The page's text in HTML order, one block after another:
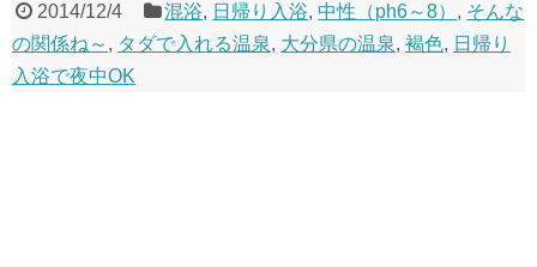
2014/12/4 混浴, 日帰り入浴,中性（ph6～8） , そんな
の関係ね～ , タダで入れる温泉, 大分県の温泉, 褐色, 日帰り
入浴で夜中OK